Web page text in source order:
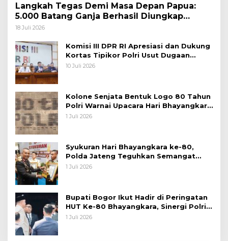
Langkah Tegas Demi Masa Depan Papua:
5.000 Batang Ganja Berhasil Diungkap
Koops TNI Habema
18 Juli 2026
Komisi III DPR RI Apresiasi dan Dukung
Kortas Tipikor Polri Usut Dugaan
Korupsi Batu Bara
10 Juli 2026
Kolone Senjata Bentuk Logo 80 Tahun
Polri Warnai Upacara Hari Bhayangkara
ke-80
1 Juli 2026
Syukuran Hari Bhayangkara ke-80,
Polda Jateng Teguhkan Semangat
Pengabdian dan Pererat Kebersamaan
1 Juli 2026
Bupati Bogor Ikut Hadir di Peringatan
HUT Ke-80 Bhayangkara, Sinergi Polri
dan Pemkab Bogor Jadi Kunci Menjaga
1 Juli 2026